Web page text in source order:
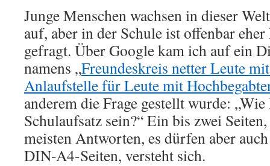
Junge Menschen wachsen in dieser
auf, aber in der Schule ist offenbar eher
gefragt. Über Google kam ich auf ein
namens „Freundeskreis netter Leute
Anlaufstelle für Leute mit
anderem die Frage gestellt wurde:
Schulaufsatz sein?“ Ein bis zwei
meisten Antworten, es dürfen aber
DIN-A4-Seiten, versteht sich.